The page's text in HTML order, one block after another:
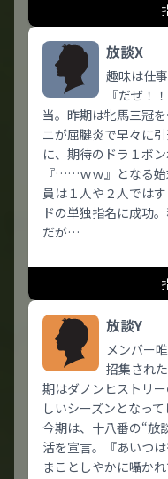
放談X
趣味は仕
『だぜ！
当。昨期は牝馬三冠
ニが屈腱炎で早々に
に、期待のドラ１ボ
『……ｗｗ』となる
員は１人や２人では
ドの単独指名に成功
だが…
放談Y
メンバー
招集され
期はダノンヒストリ
しいシーズンとなっ
今期は、十八番の“放
活を宣言。『あいつ
まことしやかに囁か